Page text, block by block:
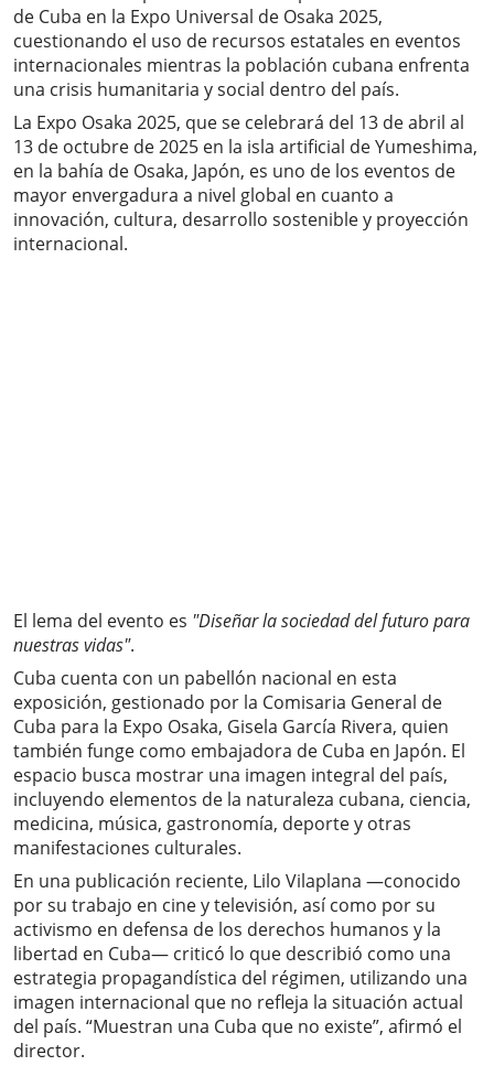
de Cuba en la Expo Universal de Osaka 2025,
cuestionando el uso de recursos estatales en eventos
internacionales mientras la población cubana enfrenta
una crisis humanitaria y social dentro del país.
La Expo Osaka 2025, que se celebrará del 13 de abril al
13 de octubre de 2025 en la isla artificial de Yumeshima,
en la bahía de Osaka, Japón, es uno de los eventos de
mayor envergadura a nivel global en cuanto a
innovación, cultura, desarrollo sostenible y proyección
internacional.
El lema del evento es "Diseñar la sociedad del futuro para
nuestras vidas".
Cuba cuenta con un pabellón nacional en esta
exposición, gestionado por la Comisaria General de
Cuba para la Expo Osaka, Gisela García Rivera, quien
también funge como embajadora de Cuba en Japón. El
espacio busca mostrar una imagen integral del país,
incluyendo elementos de la naturaleza cubana, ciencia,
medicina, música, gastronomía, deporte y otras
manifestaciones culturales.
En una publicación reciente, Lilo Vilaplana —conocido
por su trabajo en cine y televisión, así como por su
activismo en defensa de los derechos humanos y la
libertad en Cuba— criticó lo que describió como una
estrategia propagandística del régimen, utilizando una
imagen internacional que no refleja la situación actual
del país. “Muestran una Cuba que no existe”, afirmó el
director.